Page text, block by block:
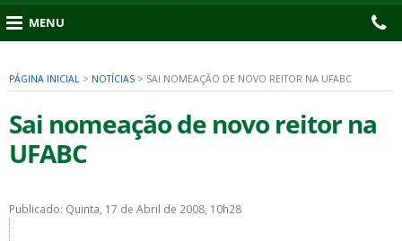
MENU
PÁGINA INICIAL > NOTÍCIAS > SAI NOMEAÇÃO DE NOVO REITOR NA UFABC
Sai nomeação de novo reitor na
UFABC
Publicado: Quinta, 17 de Abril de 2008, 10h28